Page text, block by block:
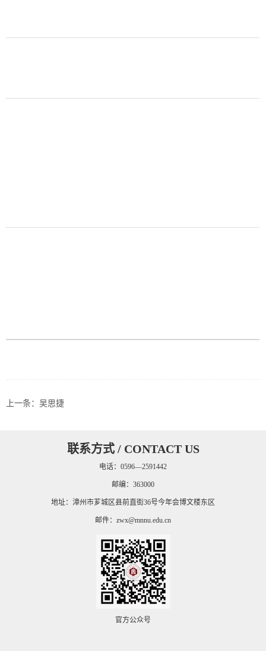
上一条： 吴思捷
联系方式 / CONTACT US
电话：0596—2591442
邮编：363000
地址：漳州市芗城区县前直街36号今年会博文楼东区
邮件： zwx@mnnu.edu.cn
官方公众号